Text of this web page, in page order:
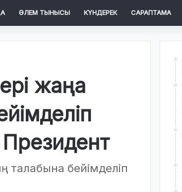
ӘЛЕМ ТЫНЫСЫ КҮНДЕРЕК САРАПТАМА
жаңа
талабына бейімделіп